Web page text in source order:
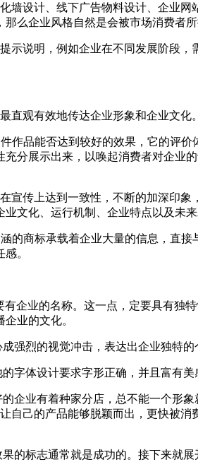
设计、线下广告物料设计、企业
么企业风格自然是会被市场消费者
示说明，例如企业在不同发展阶段
直观有效地传达企业形象和企业文化。
作品能否达到较好的效果，它的评
分展示出来，以唤起消费者对企业
宣传上达到一致性，不断的加深印
文化、运行机制、企业特点以及未
的商标承载着企业大量的信息，直
。
企业的名称。这一点，定要具有独
业的文化。
强烈的视觉冲击，表达出企业独特的
字体设计要求字形正确，并且富有美
企业有着种家分店，总不能一个形
己的产品能够脱颖而出，更快被
的标志通常就是成功的。接下来就